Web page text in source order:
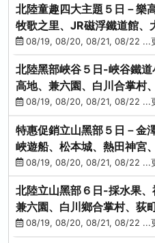
北陸童趣四大主題５日－樂
牧歌之里、JR磁浮鐵道館、
邊吃08/19, 08/20, 08/21, 08/22 ...
北陸黑部峽谷５日-峽谷鐵
高地、兼六園、白川合掌村
雙溫泉
08/19, 08/20, 08/21, 08/22 ...
特惠促銷立山黑部５日－金
峽遊船、松本城、熱田神宮
08/19, 08/20, 08/21, 08/22 ...
北陸立山黑部６日-採水果
兼六園、白川鄉合掌村、荻
花之里絢爛花海
08/19, 08/20, 08/21, 08/22 ...